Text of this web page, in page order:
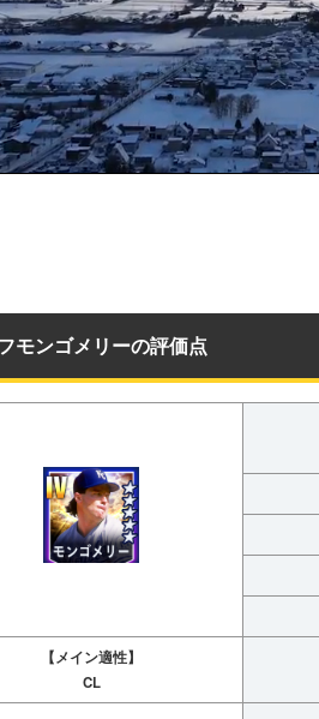
モンゴメリーの評価点
【メイン適性】
CL